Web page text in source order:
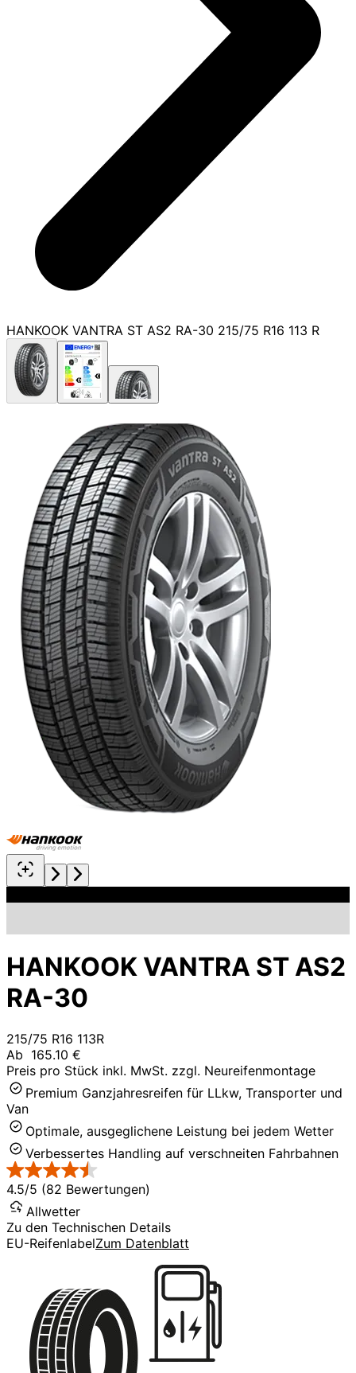
HANKOOK VANTRA ST AS2 RA-30 215/75 R16 113 R
HANKOOK VANTRA ST AS2
RA-30
215/75 R16 113R
Ab 165.10 €
Preis pro Stück inkl. MwSt. zzgl. Neureifenmontage
Premium Ganzjahresreifen für LLkw, Transporter und
Van
Optimale, ausgeglichene Leistung bei jedem Wetter
Verbessertes Handling auf verschneiten Fahrbahnen
4.5/5 (82 Bewertungen)
Allwetter
Zu den Technischen Details
EU-ReifenlabelZum Datenblatt